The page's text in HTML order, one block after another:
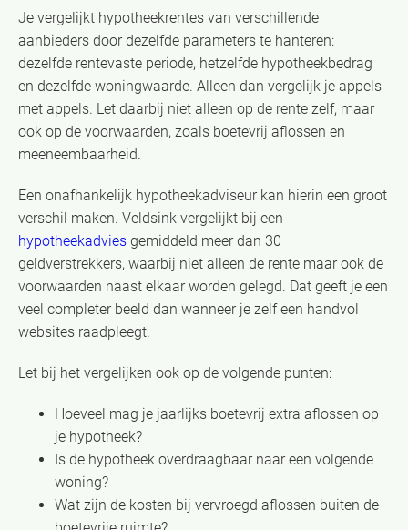
Je vergelijkt hypotheekrentes van verschillende
aanbieders door dezelfde parameters te hanteren:
dezelfde rentevaste periode, hetzelfde hypotheekbedrag
en dezelfde woningwaarde. Alleen dan vergelijk je appels
met appels. Let daarbij niet alleen op de rente zelf, maar
ook op de voorwaarden, zoals boetevrij aflossen en
meeneembaarheid.
Een onafhankelijk hypotheekadviseur kan hierin een groot
verschil maken. Veldsink vergelijkt bij een
hypotheekadvies gemiddeld meer dan 30
geldverstrekkers, waarbij niet alleen de rente maar ook de
voorwaarden naast elkaar worden gelegd. Dat geeft je een
veel completer beeld dan wanneer je zelf een handvol
websites raadpleegt.
Let bij het vergelijken ook op de volgende punten:
Hoeveel mag je jaarlijks boetevrij extra aflossen op
je hypotheek?
Is de hypotheek overdraagbaar naar een volgende
woning?
Wat zijn de kosten bij vervroegd aflossen buiten de